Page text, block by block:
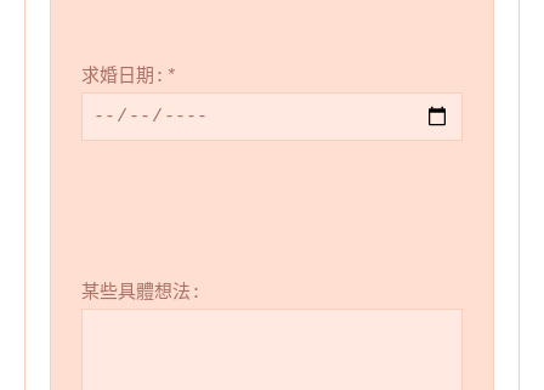
求婚日期: *
某些具體想法: